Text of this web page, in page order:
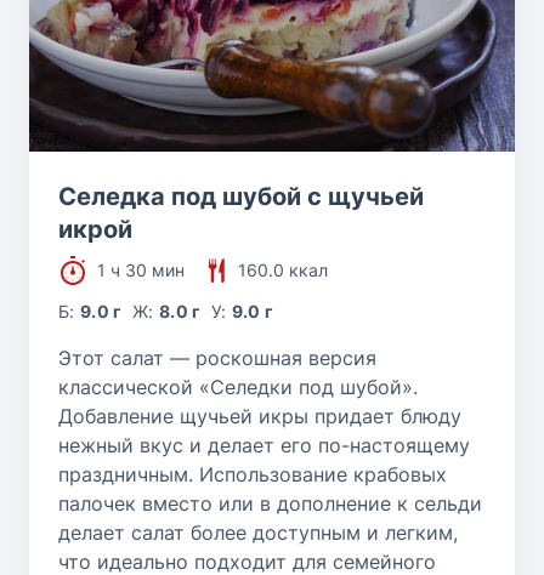
Селедка под шубой с щучьей
икрой
1 ч 30 мин
160.0 ккал
Б:9.0 г Ж: 8.0 г У: 9.0 г
Этот салат — роскошная версия
классической «Селедки под шубой».
Добавление щучьей икры придает блюду
нежный вкус и делает его по-настоящему
праздничным. Использование крабовых
палочек вместо или в дополнение к сельди
делает салат более доступным и легким,
что идеально подходит для семейного